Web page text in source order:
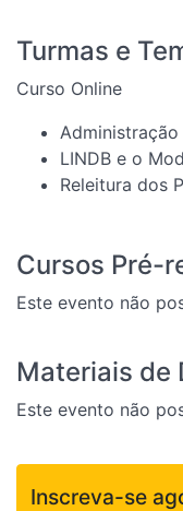
Turmas e
Curso Online
Administração
LINDB e o
Releitura dos
Cursos Pré-
Este evento não
Materiais de
Este evento não
Inscreva-se